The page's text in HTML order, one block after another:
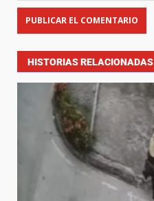
HISTORIAS RELACIONADAS